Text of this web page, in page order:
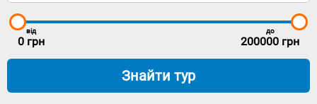
від
0 грн
до
200000 грн
Знайти тур